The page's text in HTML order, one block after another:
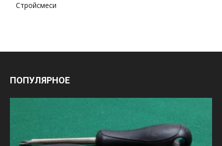
Стройсмеси
ПОПУЛЯРНОЕ